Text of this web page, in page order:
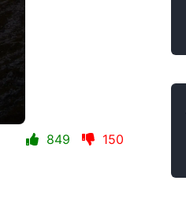
849 150